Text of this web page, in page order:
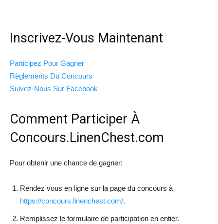
Inscrivez-Vous Maintenant
Participez Pour Gagner
Règlements Du Concours
Suivez-Nous Sur Facebook
Comment Participer À
Concours.LinenChest.com
Pour obtenir une chance de gagner:
Rendez vous en ligne sur la page du concours à
https://concours.linenchest.com/.
Remplissez le formulaire de participation en entier.